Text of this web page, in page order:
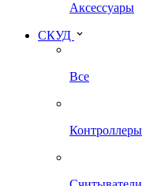
Аксессуары
СКУД
Все
Контроллеры